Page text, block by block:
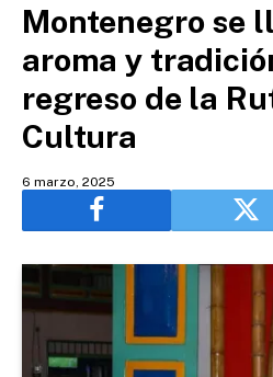
Montenegro se
aroma y
regreso de la
Cultura
6 marzo, 2025